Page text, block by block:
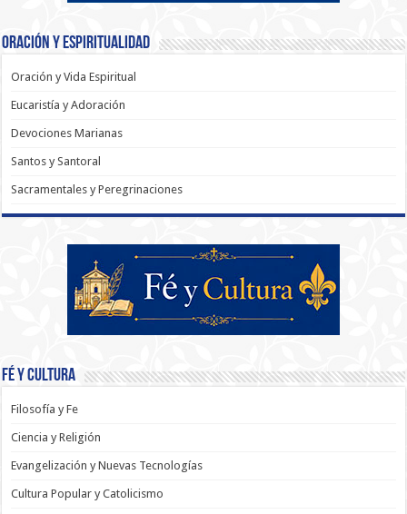
Oración y Espiritualidad
Oración y Vida Espiritual
Eucaristía y Adoración
Devociones Marianas
Santos y Santoral
Sacramentales y Peregrinaciones
Fé y Cultura
Filosofía y Fe
Ciencia y Religión
Evangelización y Nuevas Tecnologías
Cultura Popular y Catolicismo